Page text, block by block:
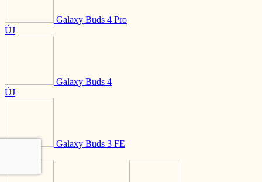
Galaxy Buds 4 Pro
ÚJ
Galaxy Buds 4
ÚJ
Galaxy Buds 3 FE